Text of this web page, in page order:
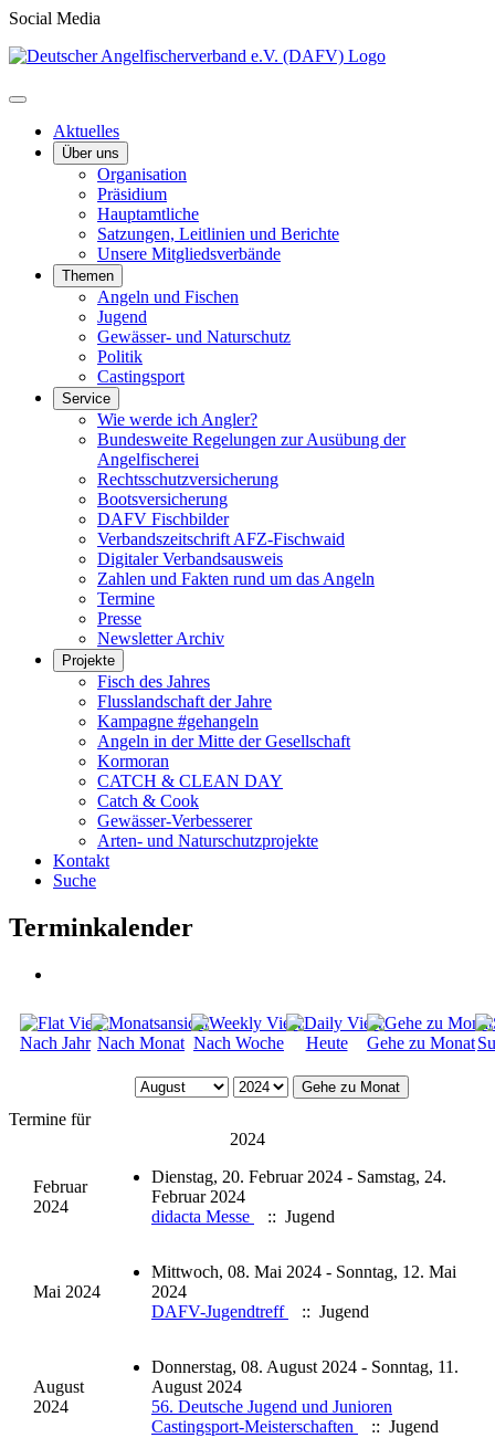
Social Media
Aktuelles
Über uns
Organisation
Präsidium
Hauptamtliche
Satzungen, Leitlinien und Berichte
Unsere Mitgliedsverbände
Themen
Angeln und Fischen
Jugend
Gewässer- und Naturschutz
Politik
Castingsport
Service
Wie werde ich Angler?
Bundesweite Regelungen zur Ausübung der
Angelfischerei
Rechtsschutzversicherung
Bootsversicherung
DAFV Fischbilder
Verbandszeitschrift AFZ-Fischwaid
Digitaler Verbandsausweis
Zahlen und Fakten rund um das Angeln
Termine
Presse
Newsletter Archiv
Projekte
Fisch des Jahres
Flusslandschaft der Jahre
Kampagne #gehangeln
Angeln in der Mitte der Gesellschaft
Kormoran
CATCH & CLEAN DAY
Catch & Cook
Gewässer-Verbesserer
Arten- und Naturschutzprojekte
Kontakt
Suche
Terminkalender
Nach Jahr Nach Monat Nach Woche Heute Gehe zu Monat
Gehe zu Monat
Termine für
2024
Februar
2024
Dienstag, 20. Februar 2024 - Samstag, 24.
Februar 2024
didacta Messe
:: Jugend
Mai 2024
Mittwoch, 08. Mai 2024 - Sonntag, 12. Mai
2024
DAFV-Jugendtreff
:: Jugend
August
2024
Donnerstag, 08. August 2024 - Sonntag, 11.
August 2024
56. Deutsche Jugend und Junioren
Castingsport-Meisterschaften
:: Jugend